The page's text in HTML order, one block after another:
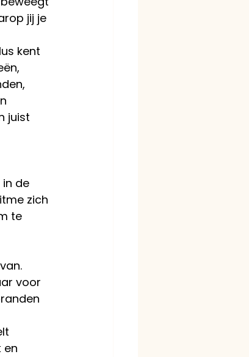
jij je
kent
juist
de
zich
te
voor
en